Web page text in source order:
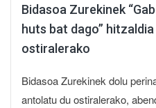
Bidasoa Zurekinek
huts bat dago”
ostiralerako
Bidasoa Zurekinek dolu
antolatu du ostiralerako,